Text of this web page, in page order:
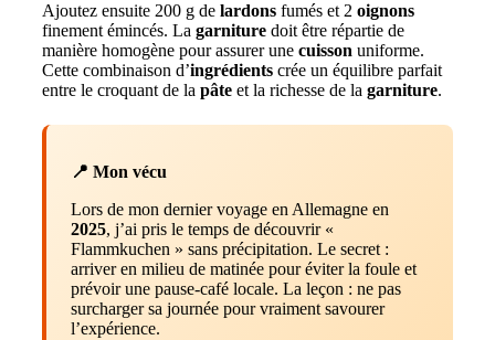
Ajoutez ensuite 200 g de lardons fumés et 2 oignons
finement émincés. La garniture doit être répartie de
manière homogène pour assurer une cuisson uniforme.
Cette combinaison d’ingrédients crée un équilibre parfait
entre le croquant de la pâte et la richesse de la garniture.
📍 Mon vécu
Lors de mon dernier voyage en Allemagne en
2025, j’ai pris le temps de découvrir «
Flammkuchen » sans précipitation. Le secret :
arriver en milieu de matinée pour éviter la foule et
prévoir une pause-café locale. La leçon : ne pas
surcharger sa journée pour vraiment savourer
l’expérience.